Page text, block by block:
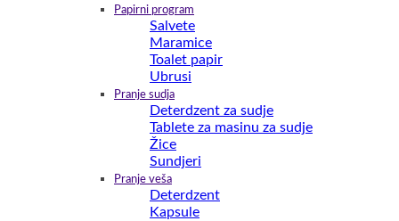
Papirni program
Salvete
Maramice
Toalet papir
Ubrusi
Pranje sudja
Deterdzent za sudje
Tablete za masinu za sudje
Žice
Sundjeri
Pranje veša
Deterdzent
Kapsule